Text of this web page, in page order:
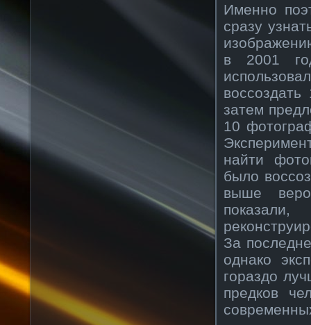
Именно
сразу
в 2001
затем
10
найти
было
выше
За
однако
гораздо
предков